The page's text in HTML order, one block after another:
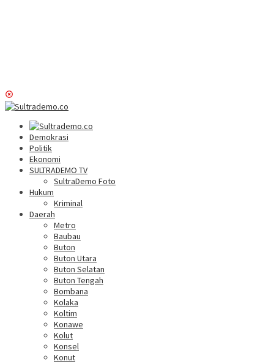
Demokrasi
Politik
Ekonomi
SULTRADEMO TV
SultraDemo Foto
Hukum
Kriminal
Daerah
Metro
Baubau
Buton
Buton Utara
Buton Selatan
Buton Tengah
Bombana
Kolaka
Koltim
Konawe
Kolut
Konsel
Konut